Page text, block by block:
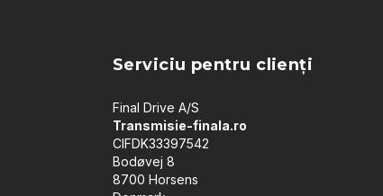
Serviciu pentru clienți
Final Drive A/S
Transmisie-finala.ro
CIFDK33397542
Bodøvej 8
8700 Horsens